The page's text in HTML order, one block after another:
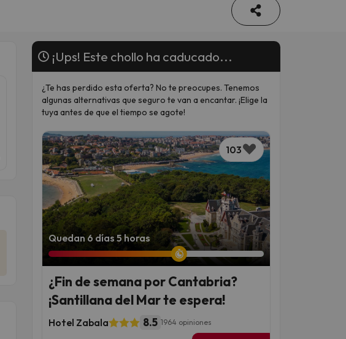
¡Ups! Este chollo ha caducado...
¿Te has perdido esta oferta? No te preocupes. Tenemos
algunas alternativas que seguro te van a encantar. ¡Elige la
tuya antes de que el tiempo se agote!
103
Quedan 6 días 5 horas
¿Fin de semana por Cantabria?
¡Santillana del Mar te espera!
Hotel Zabala 8.5 1964 opiniones